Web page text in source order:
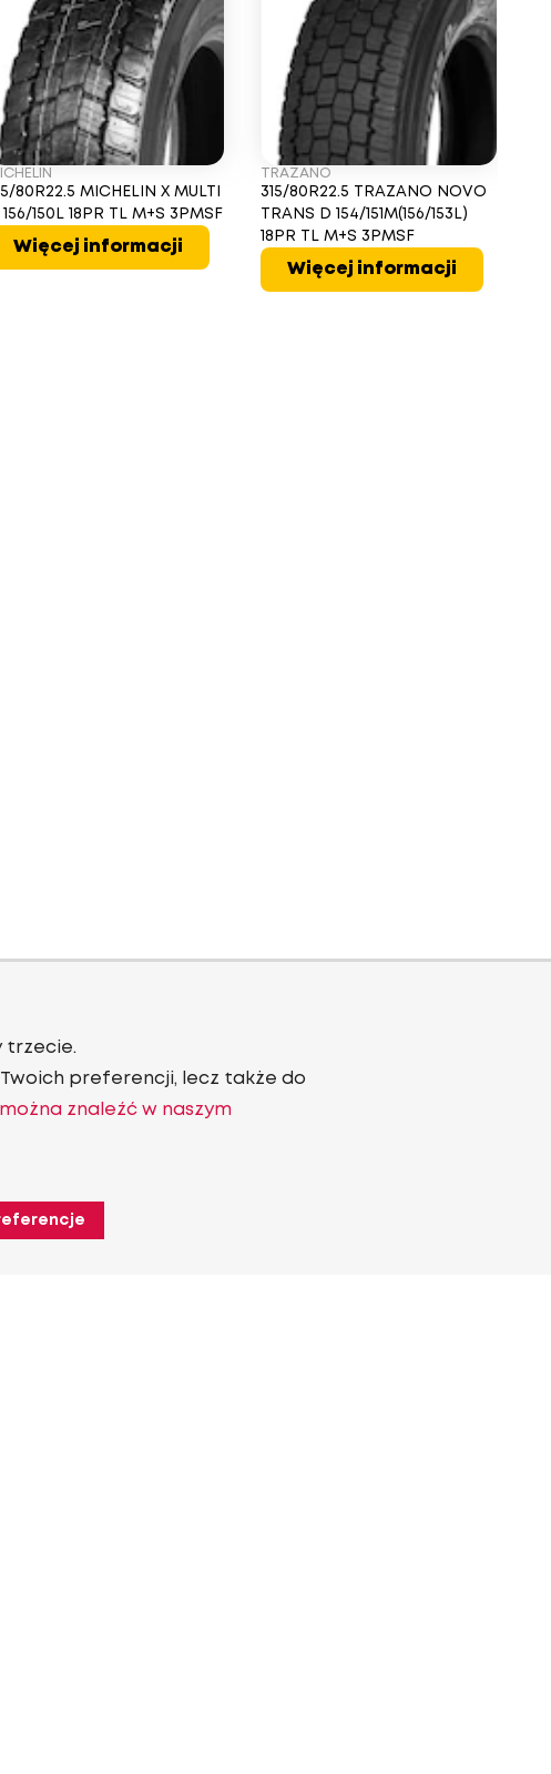
80R22.5 MICHELIN X MULTI
156/150L 18PR TL M+S 3PMSF
Więcej informacji
TRAZANO
315/80R22.5 TRAZANO NOVO
TRANS D 154/151M(156/153L)
18PR TL M+S 3PMSF
Więcej informacji
trzecie.
preferencji, lecz także do
znaleźć w naszym